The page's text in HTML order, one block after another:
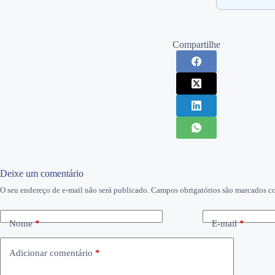
Compartilhe
Deixe um comentário
O seu endereço de e-mail não será publicado. Campos obrigatórios são marcados
Nome* E-mail*
Adicionar comentário *